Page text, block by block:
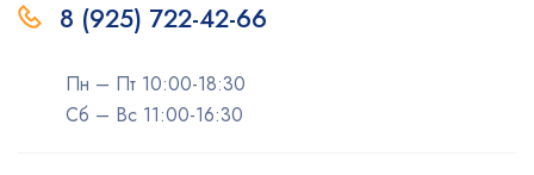
8 (925) 722-42-66
Пн – Пт 10:00-18:30
Сб – Вс 11:00-16:30